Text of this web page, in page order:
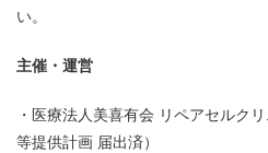
い。
主催・運営
医療法人美喜有会 リペアセルク
等提供計画 届出済）